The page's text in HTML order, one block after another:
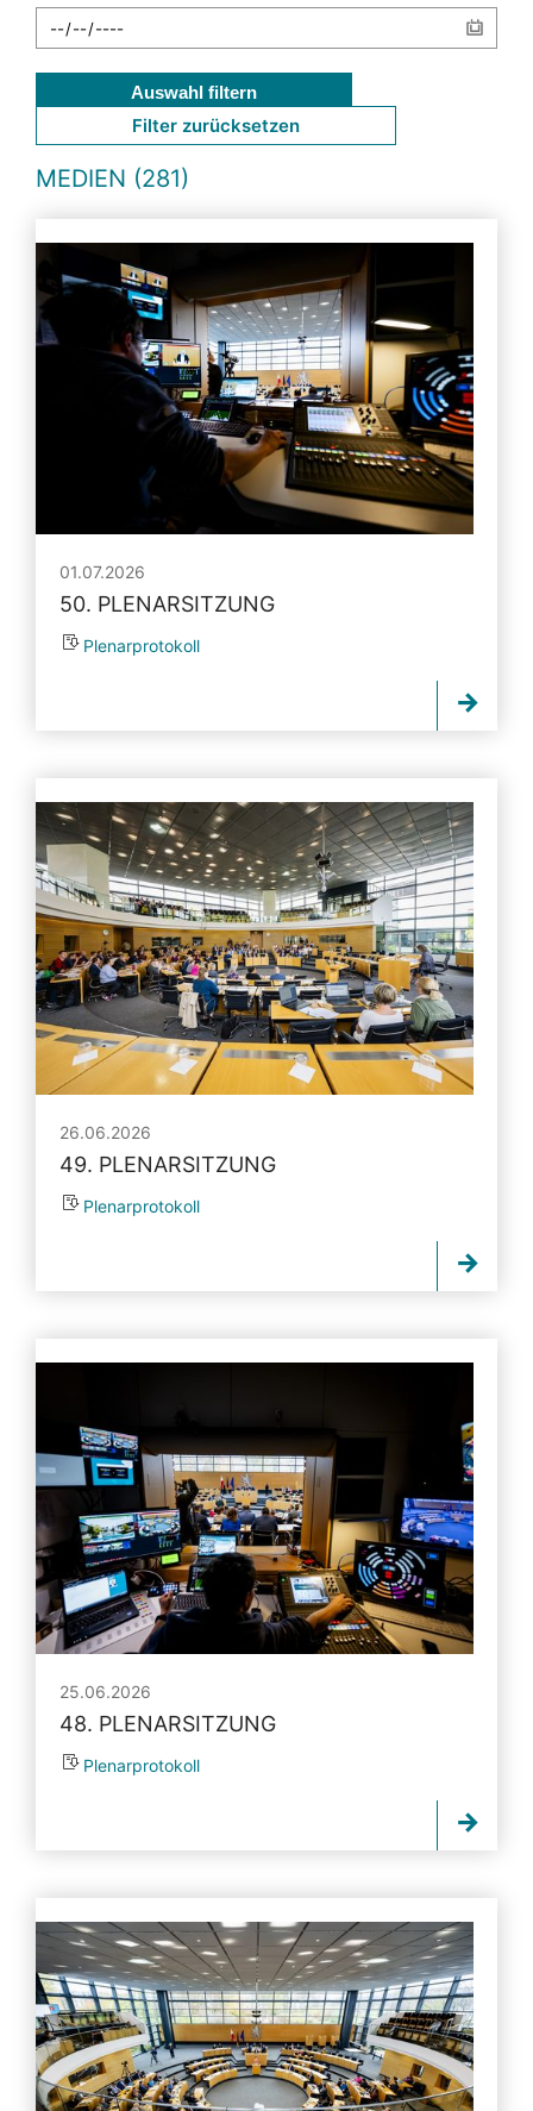
Auswahl filtern
Filter zurücksetzen
MEDIEN (281)
01.07.2026
50. PLENARSITZUNG
Plenarprotokoll
26.06.2026
49. PLENARSITZUNG
Plenarprotokoll
25.06.2026
48. PLENARSITZUNG
Plenarprotokoll